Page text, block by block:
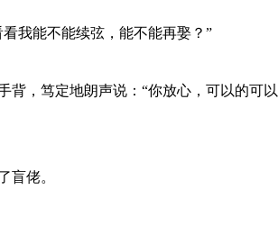
我能不能续弦，能不能再娶？”
，笃定地朗声说：“你放心，可以的可
盲佬。